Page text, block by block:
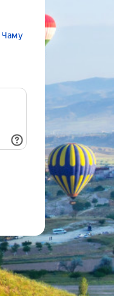
Чаму